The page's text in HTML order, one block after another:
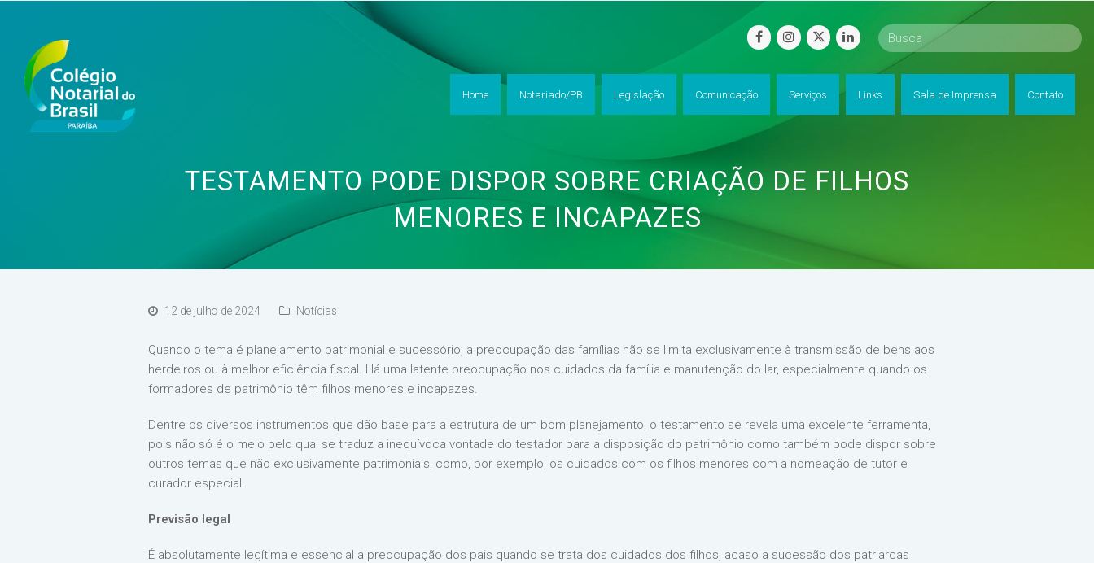
facebookinstagram
twitterlinkedin
Home Notariado/PB Legislação Comunicação Serviços Links Sala de Imprensa Contato
TESTAMENTO PODE DISPOR SOBRE CRIAÇÃO DE FILHOS
MENORES E INCAPAZES
12 de julho de 2024 Notícias
Quando o tema é planejamento patrimonial e sucessório, a preocupação das famílias não se limita exclusivamente à transmissão de bens aos
herdeiros ou à melhor eficiência fiscal. Há uma latente preocupação nos cuidados da família e manutenção do lar, especialmente quando os
formadores de patrimônio têm filhos menores e incapazes.
Dentre os diversos instrumentos que dão base para a estrutura de um bom planejamento, o testamento se revela uma excelente ferramenta,
pois não só é o meio pelo qual se traduz a inequívoca vontade do testador para a disposição do patrimônio como também pode dispor sobre
outros temas que não exclusivamente patrimoniais, como, por exemplo, os cuidados com os filhos menores com a nomeação de tutor e
curador especial.
Previsão legal
É absolutamente legítima e essencial a preocupação dos pais quando se trata dos cuidados dos filhos, acaso a sucessão dos patriarcas